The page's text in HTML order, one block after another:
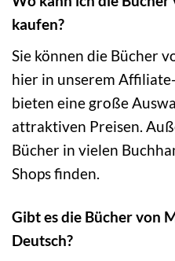
kaufen?
Sie können die Bücher
hier in unserem
bieten eine große
attraktiven Preisen.
Bücher in vielen
Shops finden.
Gibt es die Bücher von
Deutsch?